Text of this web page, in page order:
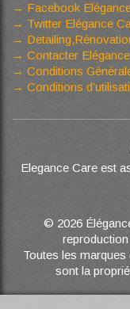
Facebook
Twitter Elégance
Contacter
Conditions
Conditions
Elegance Care est
© 2026
Toutes les
sont la